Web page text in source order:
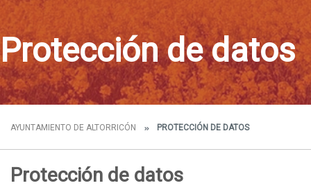
Protección de datos
AYUNTAMIENTO DE ALTORRICÓN PROTECCIÓN DE DATOS
Protección de datos